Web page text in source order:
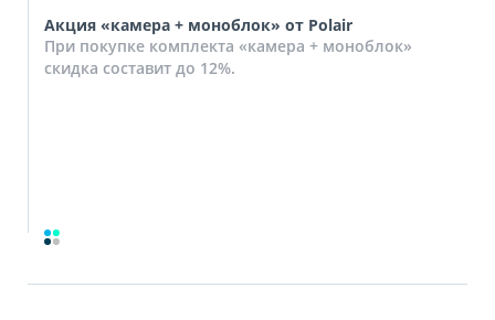
Акция «камера + моноблок» от Polair
При покупке комплекта «камера + моноблок»
скидка составит до 12%.